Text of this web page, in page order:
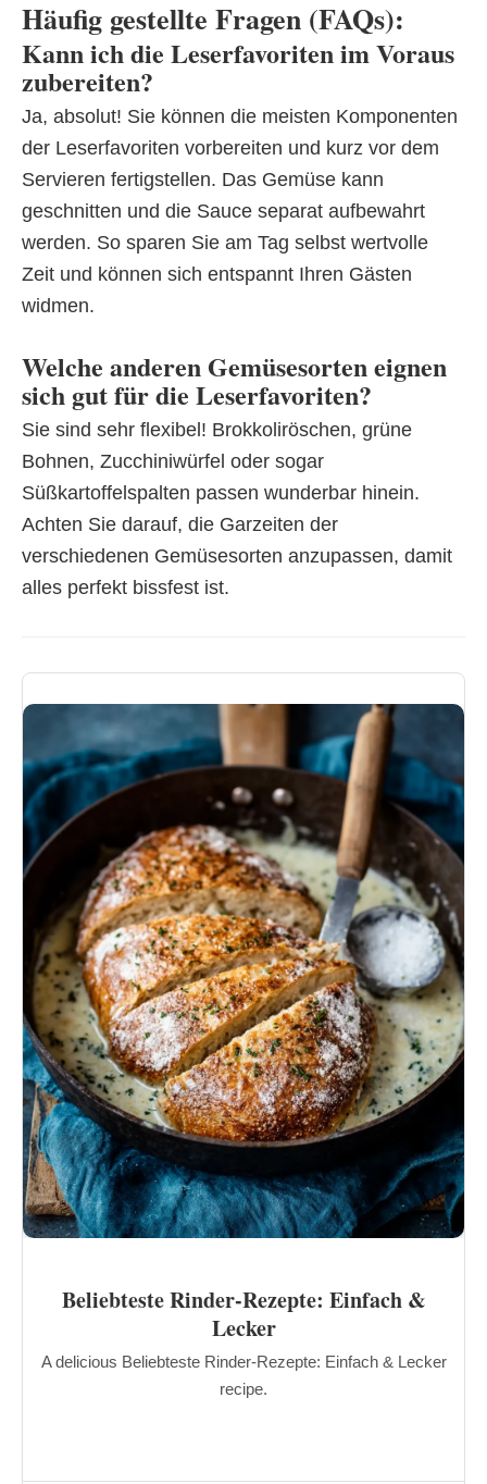
Häufig gestellte Fragen (FAQs):
Kann ich die Leserfavoriten im Voraus
zubereiten?
Ja, absolut! Sie können die meisten Komponenten
der Leserfavoriten vorbereiten und kurz vor dem
Servieren fertigstellen. Das Gemüse kann
geschnitten und die Sauce separat aufbewahrt
werden. So sparen Sie am Tag selbst wertvolle
Zeit und können sich entspannt Ihren Gästen
widmen.
Welche anderen Gemüsesorten eignen
sich gut für die Leserfavoriten?
Sie sind sehr flexibel! Brokkoliröschen, grüne
Bohnen, Zucchiniwürfel oder sogar
Süßkartoffelspalten passen wunderbar hinein.
Achten Sie darauf, die Garzeiten der
verschiedenen Gemüsesorten anzupassen, damit
alles perfekt bissfest ist.
Beliebteste Rinder-Rezepte: Einfach &
Lecker
A delicious Beliebteste Rinder-Rezepte: Einfach & Lecker
recipe.